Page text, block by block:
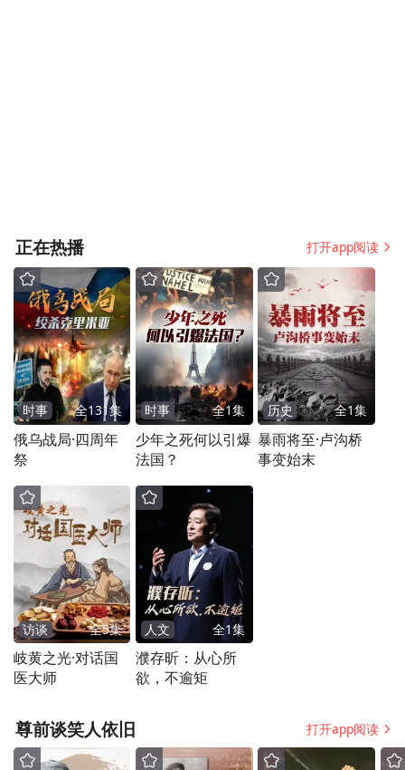
正在热播 打开app阅读
时事 全131集
俄乌战局·四周年
祭
时事 全1集
少年之死何以引爆
法国？
历史 全1集
暴雨将至·卢沟桥
事变始末
访谈 全5集
岐黄之光·对话国
医大师
人文 全1集
濮存昕：从心所
欲，不逾矩
尊前谈笑人依旧 打开app阅读